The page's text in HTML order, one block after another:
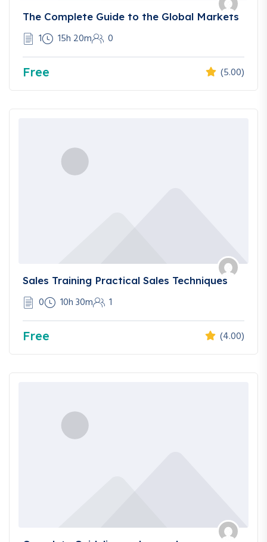
The Complete Guide to the Global Markets
1 15h 20m 0
Free (5.00)
Sales Training Practical Sales Techniques
0 10h 30m 1
Free (4.00)